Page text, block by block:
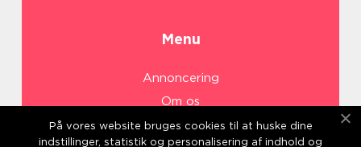
Menu
Annoncering
Om os
Cookies
På vores website bruges cookies til at huske dine
indstillinger, statistik og personalisering af indhold og